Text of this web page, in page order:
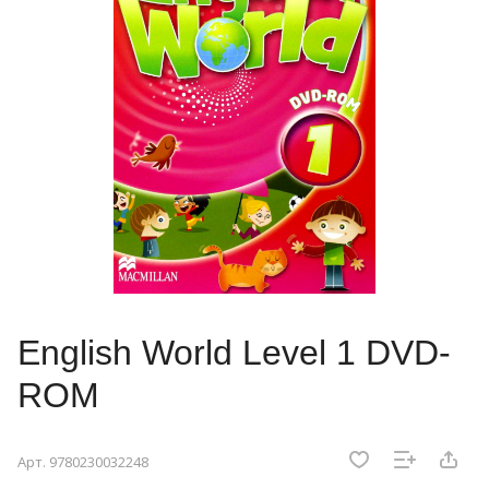
English World Level 1 DVD-
ROM
Арт. 9780230032248